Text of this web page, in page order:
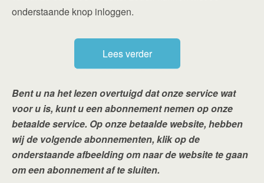
onderstaande knop inloggen.
Lees verder
Bent u na het lezen overtuigd dat onze service wat
voor u is, kunt u een abonnement nemen op onze
betaalde service. Op onze betaalde website, hebben
wij de volgende abonnementen, klik op de
onderstaande afbeelding om naar de website te gaan
om een abonnement af te sluiten.